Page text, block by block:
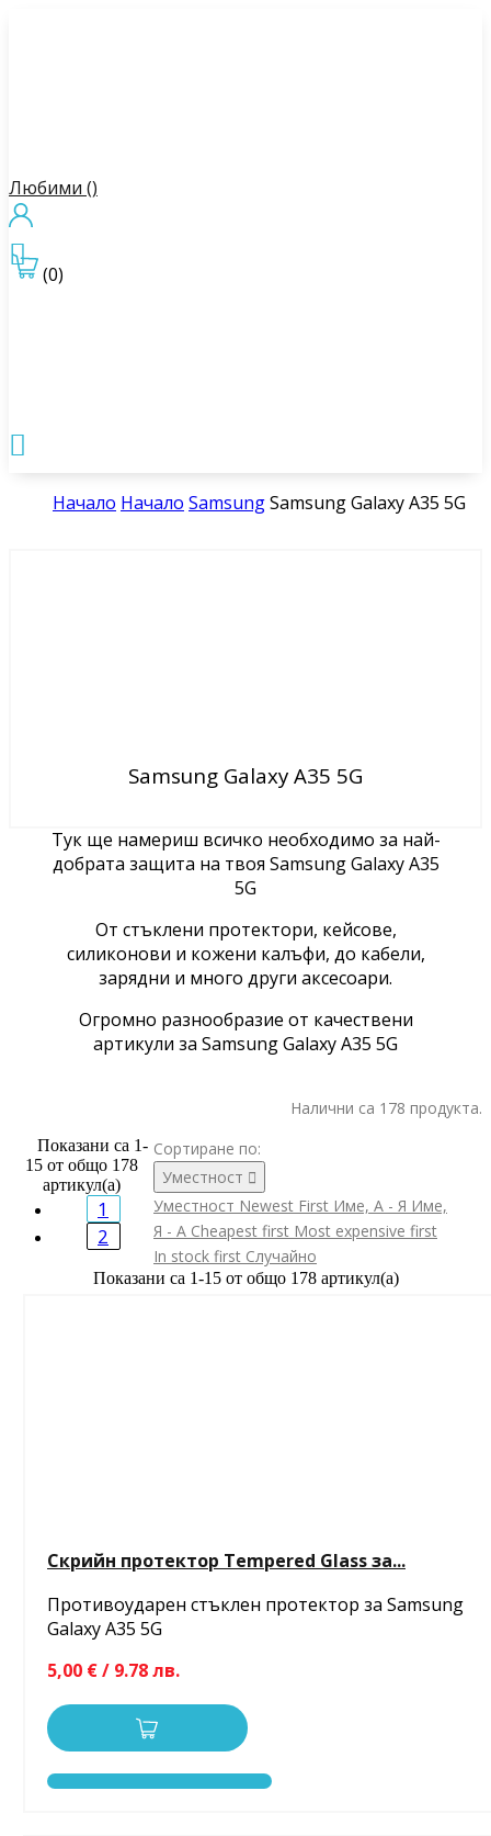
Любими ()
(0)


Начало Начало SamsungSamsung Galaxy A35 5G
Samsung Galaxy A35 5G
Тук ще намериш всичко необходимо за най-
добрата защита на твоя Samsung Galaxy A35
5G
От стъклени протектори, кейсове,
силиконови и кожени калъфи, до кабели,
зарядни и много други аксесоари.
Огромно разнообразие от качествени
артикули за Samsung Galaxy A35 5G
Налични са 178 продукта.
Сортиране по:
Уместност 
Уместност Newest First Име, А - Я Име,
Я - А Cheapest first Most expensive first
In stock first Случайно
Показани са 1-15 от общо 178 артикул(а)
Скрийн протектор Tempered Glass за...
Противоударен стъклен протектор за Samsung
Galaxy A35 5G
5,00 € / 9.78 лв.
Показани са 1-
15 от общо 178
артикул(а)
1
2